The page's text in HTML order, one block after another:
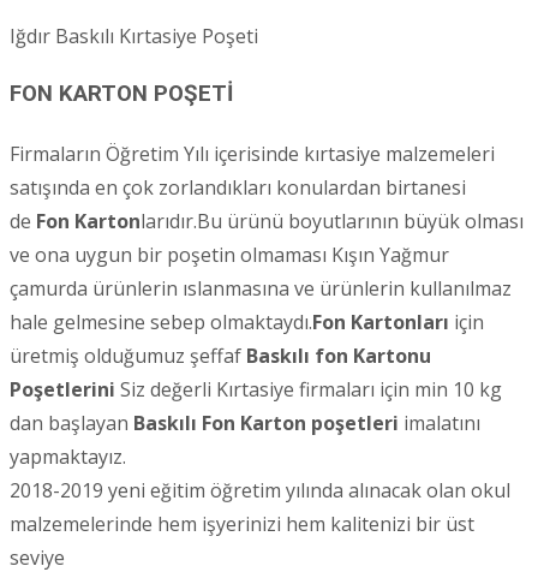
Iğdır Baskılı Kırtasiye Poşeti
FON KARTON POŞETİ
Firmaların Öğretim Yılı içerisinde kırtasiye malzemeleri
satışında en çok zorlandıkları konulardan birtanesi
de Fon Kartonlarıdır.Bu ürünü boyutlarının büyük olması
ve ona uygun bir poşetin olmaması Kışın Yağmur
çamurda ürünlerin ıslanmasına ve ürünlerin kullanılmaz
hale gelmesine sebep olmaktaydı.Fon Kartonları için
üretmiş olduğumuz şeffaf Baskılı fon Kartonu
Poşetlerini Siz değerli Kırtasiye firmaları için min 10 kg
dan başlayan Baskılı Fon Karton poşetleri imalatını
yapmaktayız.
2018-2019 yeni eğitim öğretim yılında alınacak olan okul
malzemelerinde hem işyerinizi hem kalitenizi bir üst
seviye